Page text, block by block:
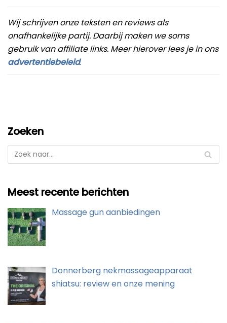
Wij schrijven onze teksten en reviews als
onafhankelijke partij. Daarbij maken we soms
gebruik van affiliate links. Meer hierover lees je in ons
advertentiebeleid.
Zoeken
Meest recente berichten
Massage gun aanbiedingen
Donnerberg nekmassageapparaat
shiatsu: review en onze mening